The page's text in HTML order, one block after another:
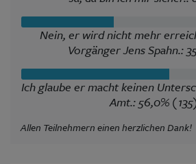
Nein, er wird nicht mehr
Vorgänger Jens Spahn.:
Ich glaube er macht keinen
Amt.: 56,0%
Allen Teilnehmern einen herzlichen Dank!